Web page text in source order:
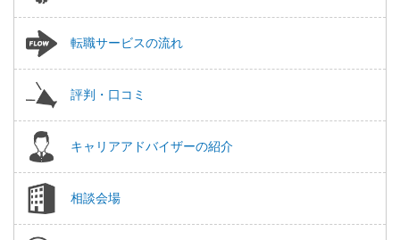
転職サービスの流れ
評判・口コミ
キャリアアドバイザーの紹介
相談会場